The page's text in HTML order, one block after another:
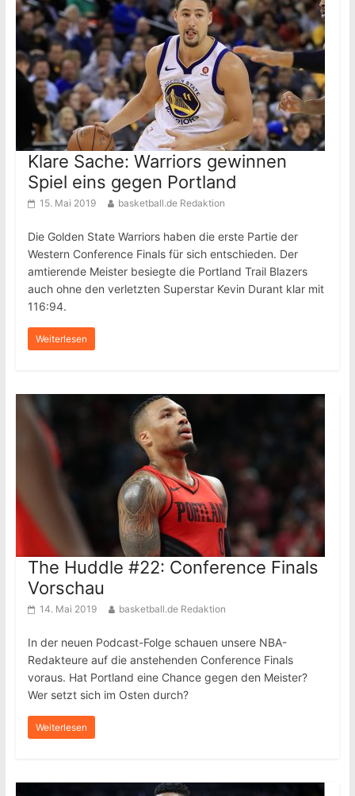
Klare Sache: Warriors gewinnen
Spiel eins gegen Portland
15. Mai 2019 basketball.de Redaktion
Die Golden State Warriors haben die erste Partie der
Western Conference Finals für sich entschieden. Der
amtierende Meister besiegte die Portland Trail Blazers
auch ohne den verletzten Superstar Kevin Durant klar mit
116:94.
Weiterlesen
The Huddle #22: Conference Finals
Vorschau
14. Mai 2019 basketball.de Redaktion
In der neuen Podcast-Folge schauen unsere NBA-
Redakteure auf die anstehenden Conference Finals
voraus. Hat Portland eine Chance gegen den Meister?
Wer setzt sich im Osten durch?
Weiterlesen